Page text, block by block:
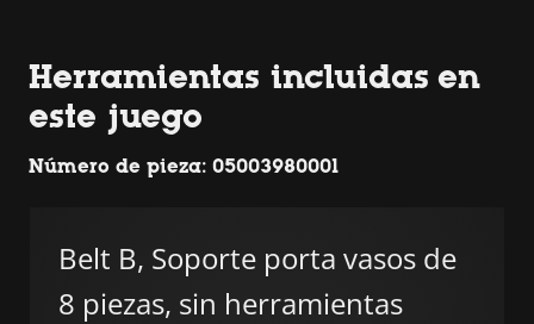
Herramientas incluidas en
este juego
Número de pieza: 05003980001
Belt B, Soporte porta vasos de
8 piezas, sin herramientas